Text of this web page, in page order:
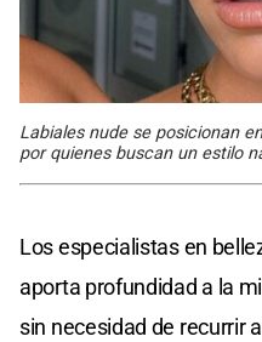
Labiales nude se posicionan
por quienes buscan un estilo
Los especialistas en
aporta profundidad a la
sin necesidad de recurrir